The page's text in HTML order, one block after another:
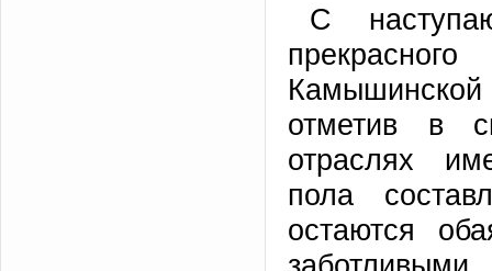
С
отметив в
отраслях
пола
остаются